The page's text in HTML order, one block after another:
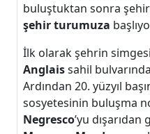
buluştuktan sonra
şehir turumuza
İlk olarak şehrin
Anglaissahil
Ardından 20. yüzyıl
sosyetesinin buluşma
Negresco’yu